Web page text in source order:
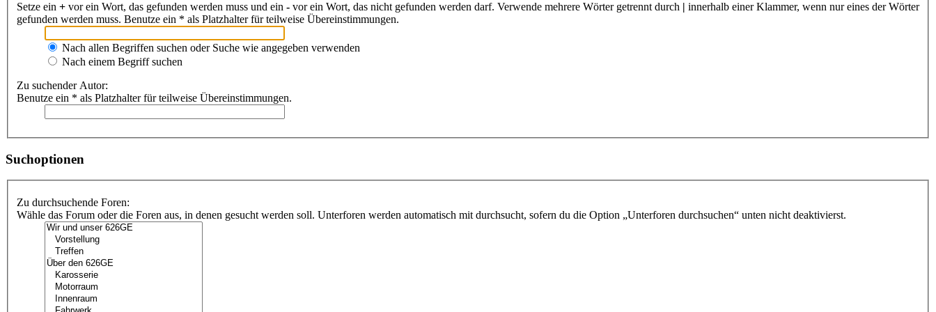
Setze ein + vor ein Wort, das gefunden werden muss und ein - vor ein Wort, das nicht gefunden werden darf. Verwende mehrere Wörter getrennt durch | innerhalb einer Klammer, wenn nur eines der Wörter
gefunden werden muss. Benutze ein * als Platzhalter für teilweise Übereinstimmungen.
Nach allen Begriffen suchen oder Suche wie angegeben verwenden
Nach einem Begriff suchen
Zu suchender Autor:
Benutze ein * als Platzhalter für teilweise Übereinstimmungen.
Suchoptionen
Zu durchsuchende Foren:
Wähle das Forum oder die Foren aus, in denen gesucht werden soll. Unterforen werden automatisch mit durchsucht, sofern du die Option „Unterforen durchsuchen“ unten nicht deaktivierst.